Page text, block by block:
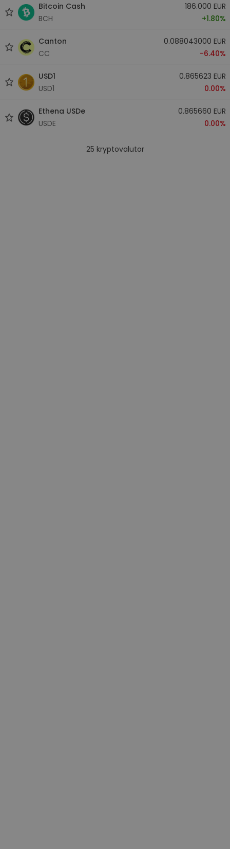
Bitcoin Cash
BCH
186.000 EUR
+1.80%
Canton
CC
0.088043000 EUR
-6.40%
USD1
USD1
0.865623 EUR
0.00%
Ethena USDe
USDE
0.865660 EUR
0.00%
25 kryptovalutor